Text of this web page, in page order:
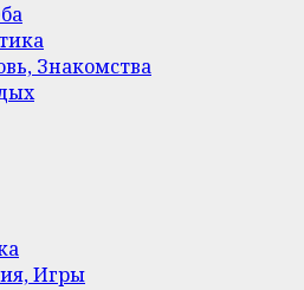
Знакомства
Игры